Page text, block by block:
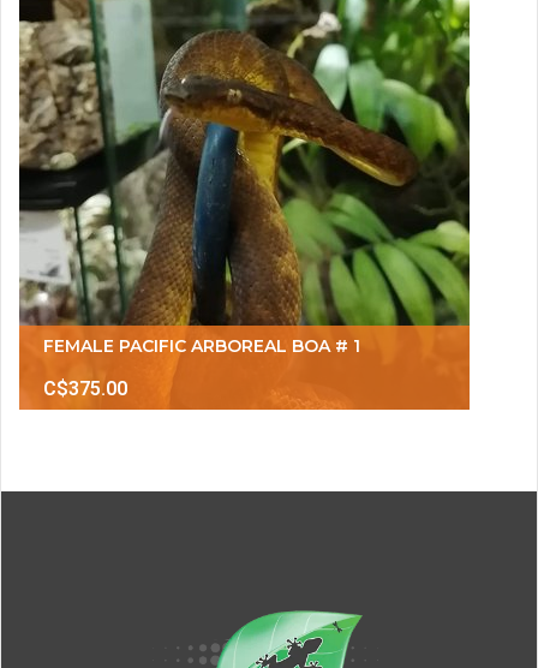
FEMALE PACIFIC ARBOREAL BOA # 1
C$375.00